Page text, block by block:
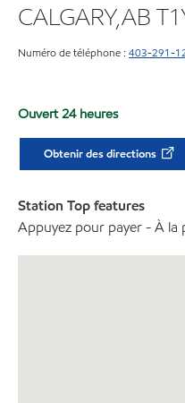
CALGARY,AB
Numéro de téléphone : 403-291-
Ouvert 24 heures
Obtenir des directions
Station Top features
Appuyez pour payer - À la